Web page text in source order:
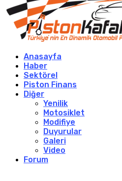
Anasayfa
Haber
Sektörel
Piston Finans
Diğer
Yenilik
Motosiklet
Modifiye
Duyurular
Galeri
Video
Forum